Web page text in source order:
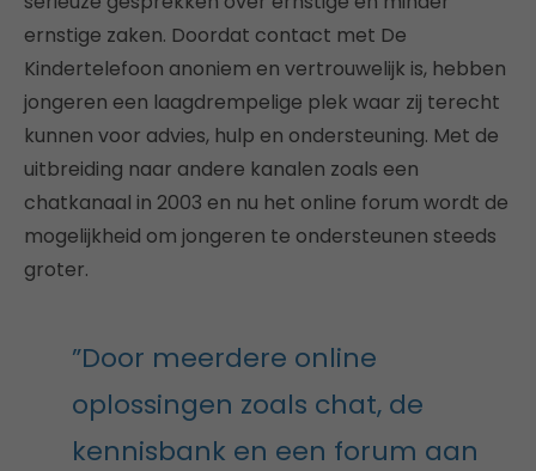
ernstige zaken. Doordat contact met De
Kindertelefoon anoniem en vertrouwelijk is, hebben
jongeren een laagdrempelige plek waar zij terecht
kunnen voor advies, hulp en ondersteuning. Met de
uitbreiding naar andere kanalen zoals een
chatkanaal in 2003 en nu het online forum wordt de
mogelijkheid om jongeren te ondersteunen steeds
groter.
”Door meerdere online
oplossingen zoals chat, de
kennisbank en een forum aan